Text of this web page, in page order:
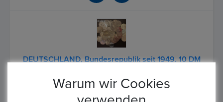
DEUTSCHLAND, Bundesrepublik seit 1949. 10 DM
(MUSTERBILD!)
Warum wir Cookies